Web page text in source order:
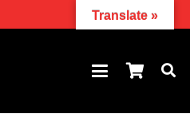
Translate »